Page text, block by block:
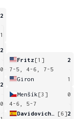
2
1
2
0
2
0
Fritz [1]
2
7-5, 4-6, 7-5
Giron
1
Menšík [3]
0
4-6, 5-7
[6]2